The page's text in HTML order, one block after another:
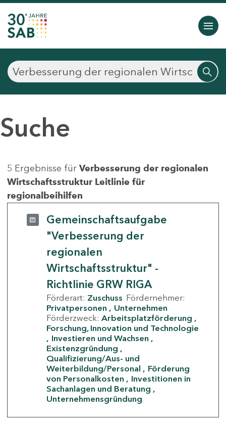
Suche
5 Ergebnisse für Verbesserung der regionalen
Wirtschaftsstruktur Leitlinie für
regionalbeihilfen
Gemeinschaftsaufgabe
"Verbesserung der
regionalen
Wirtschaftsstruktur" -
Richtlinie GRW RIGA
Förderart: Zuschuss Fördernehmer:
Privatpersonen
Unternehmen
Förderzweck: Arbeitsplatzförderung
Forschung, Innovation und Technologie
Investieren und Wachsen
Existenzgründung
Qualifizierung/Aus- und
Weiterbildung/Personal
Förderung
von Personalkosten
Investitionen in
Sachanlagen und Beratung
Unternehmensgründung